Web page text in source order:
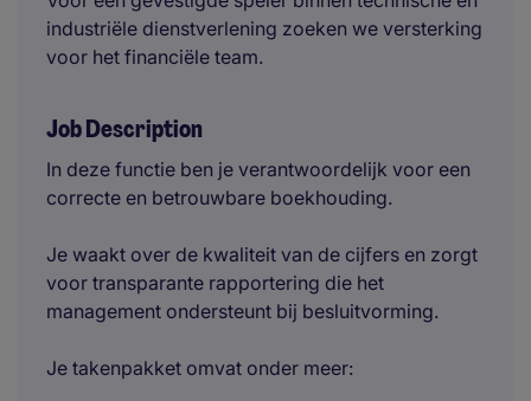
industriële dienstverlening zoeken we versterking
voor het financiële team.
Job Description
In deze functie ben je verantwoordelijk voor een
correcte en betrouwbare boekhouding.
Je waakt over de kwaliteit van de cijfers en zorgt
voor transparante rapportering die het
management ondersteunt bij besluitvorming.
Je takenpakket omvat onder meer: